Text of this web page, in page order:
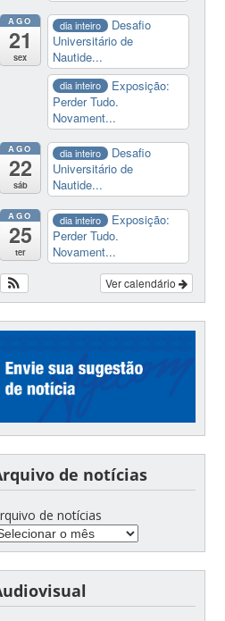
AGO
21
sex
dia inteiro
Desafio
Universitário de
Nautide...
dia inteiro
Exposição:
Perder Tudo.
Novament...
AGO
22
sáb
dia inteiro
Desafio
Universitário de
Nautide...
AGO
25
ter
dia inteiro
Exposição:
Perder Tudo.
Novament...
Ver calendário
de notícias
de notícias